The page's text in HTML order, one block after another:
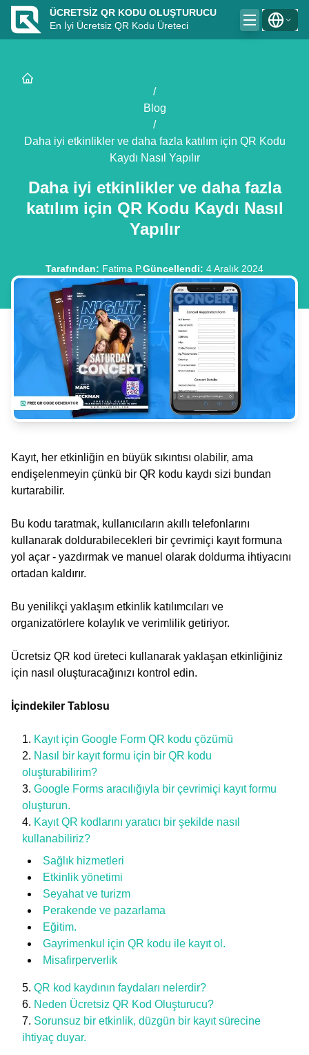
ÜCRETSIZ QR KODU OLUŞTURUCU
En İyi Ücretsiz QR Kodu Üreteci
/
Blog
/
Daha iyi etkinlikler ve daha fazla katılım için QR Kodu
Kaydı Nasıl Yapılır
Daha iyi etkinlikler ve daha fazla
katılım için QR Kodu Kaydı Nasıl
Yapılır
Tarafından: Fatima P.Güncellendi: 4 Aralık 2024
Kayıt, her etkinliğin en büyük sıkıntısı olabilir, ama
endişelenmeyin çünkü bir QR kodu kaydı sizi bundan
kurtarabilir.
Bu kodu taratmak, kullanıcıların akıllı telefonlarını
kullanarak doldurabilecekleri bir çevrimiçi kayıt formuna
yol açar - yazdırmak ve manuel olarak doldurma ihtiyacını
ortadan kaldırır.
Bu yenilikçi yaklaşım etkinlik katılımcıları ve
organizatörlere kolaylık ve verimlilik getiriyor.
Ücretsiz QR kod üreteci kullanarak yaklaşan etkinliğiniz
için nasıl oluşturacağınızı kontrol edin.
İçindekiler Tablosu
Kayıt için Google Form QR kodu çözümü
Nasıl bir kayıt formu için bir QR kodu
oluşturabilirim?
Google Forms aracılığıyla bir çevrimiçi kayıt formu
oluşturun.
Kayıt QR kodlarını yaratıcı bir şekilde nasıl
kullanabiliriz?
Sağlık hizmetleri
Etkinlik yönetimi
Seyahat ve turizm
Perakende ve pazarlama
Eğitim.
Gayrimenkul için QR kodu ile kayıt ol.
Misafirperverlik
QR kod kaydının faydaları nelerdir?
Neden Ücretsiz QR Kod Oluşturucu?
Sorunsuz bir etkinlik, düzgün bir kayıt sürecine
ihtiyaç duyar.